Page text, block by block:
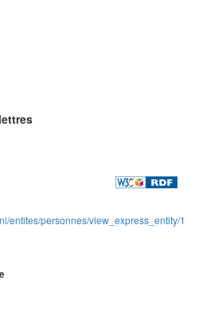
entites/personnes/view_express_entity/1